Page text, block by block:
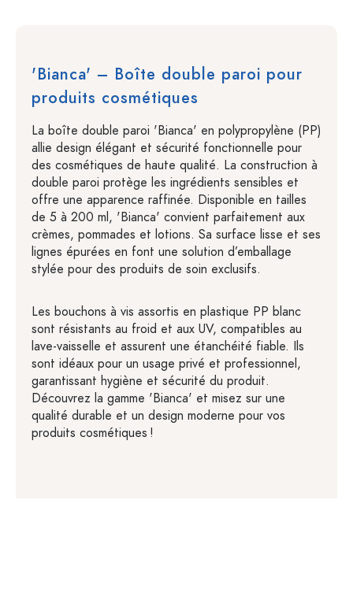
'Bianca' – Boîte double paroi pour
produits cosmétiques
La boîte double paroi 'Bianca' en polypropylène (PP)
allie design élégant et sécurité fonctionnelle pour
des cosmétiques de haute qualité. La construction à
double paroi protège les ingrédients sensibles et
offre une apparence raffinée. Disponible en tailles
de 5 à 200 ml, 'Bianca' convient parfaitement aux
crèmes, pommades et lotions. Sa surface lisse et ses
lignes épurées en font une solution d’emballage
stylée pour des produits de soin exclusifs.
Les bouchons à vis assortis en plastique PP blanc
sont résistants au froid et aux UV, compatibles au
lave-vaisselle et assurent une étanchéité fiable. Ils
sont idéaux pour un usage privé et professionnel,
garantissant hygiène et sécurité du produit.
Découvrez la gamme 'Bianca' et misez sur une
qualité durable et un design moderne pour vos
produits cosmétiques !